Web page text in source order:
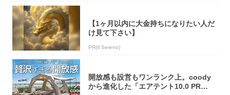
【1ヶ月以内に大金持ちになりたい人だ
け見て下さい】
PR(Il Sereno)
開放感も設営もワンランク上。coody
から進化した「エアテント10.0 PR